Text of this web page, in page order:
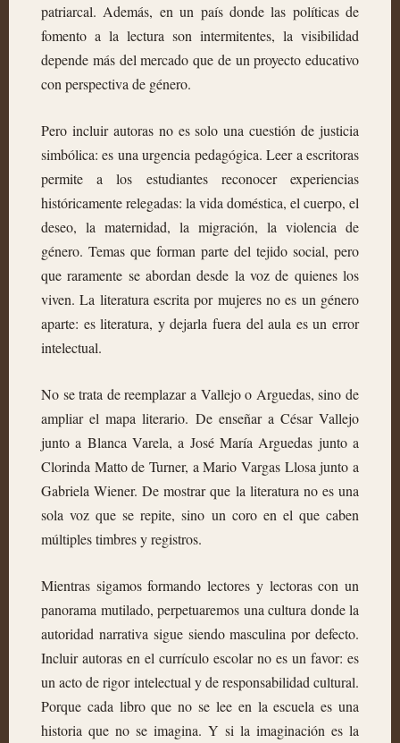
patriarcal. Además, en un país donde las políticas de
fomento a la lectura son intermitentes, la visibilidad
depende más del mercado que de un proyecto educativo
con perspectiva de género.
Pero incluir autoras no es solo una cuestión de justicia
simbólica: es una urgencia pedagógica. Leer a escritoras
permite a los estudiantes reconocer experiencias
históricamente relegadas: la vida doméstica, el cuerpo, el
deseo, la maternidad, la migración, la violencia de
género. Temas que forman parte del tejido social, pero
que raramente se abordan desde la voz de quienes los
viven. La literatura escrita por mujeres no es un género
aparte: es literatura, y dejarla fuera del aula es un error
intelectual.
No se trata de reemplazar a Vallejo o Arguedas, sino de
ampliar el mapa literario. De enseñar a César Vallejo
junto a Blanca Varela, a José María Arguedas junto a
Clorinda Matto de Turner, a Mario Vargas Llosa junto a
Gabriela Wiener. De mostrar que la literatura no es una
sola voz que se repite, sino un coro en el que caben
múltiples timbres y registros.
Mientras sigamos formando lectores y lectoras con un
panorama mutilado, perpetuaremos una cultura donde la
autoridad narrativa sigue siendo masculina por defecto.
Incluir autoras en el currículo escolar no es un favor: es
un acto de rigor intelectual y de responsabilidad cultural.
Porque cada libro que no se lee en la escuela es una
historia que no se imagina. Y si la imaginación es la